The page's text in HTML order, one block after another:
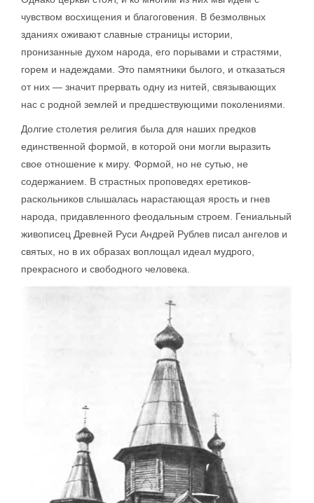
чувством восхищения и благоговения. В безмолвных
зданиях оживают славные страницы истории,
пронизанные духом народа, его порывами и страстями,
горем и надеждами. Это памятники былого, и отказаться
от них — значит прервать одну из нитей, связывающих
нас с родной землей и предшествующими поколениями.
Долгие столетия религия была для наших предков
единственной формой, в которой они могли выразить
свое отношение к миру. Формой, но не сутью, не
содержанием. В страстных проповедях еретиков-
раскольников слышалась нарастающая ярость и гнев
народа, придавленного феодальным строем. Гениальный
живописец Древней Руси Андрей Рублев писал ангелов и
святых, но в их образах воплощал идеал мудрого,
прекрасного и свободного человека.